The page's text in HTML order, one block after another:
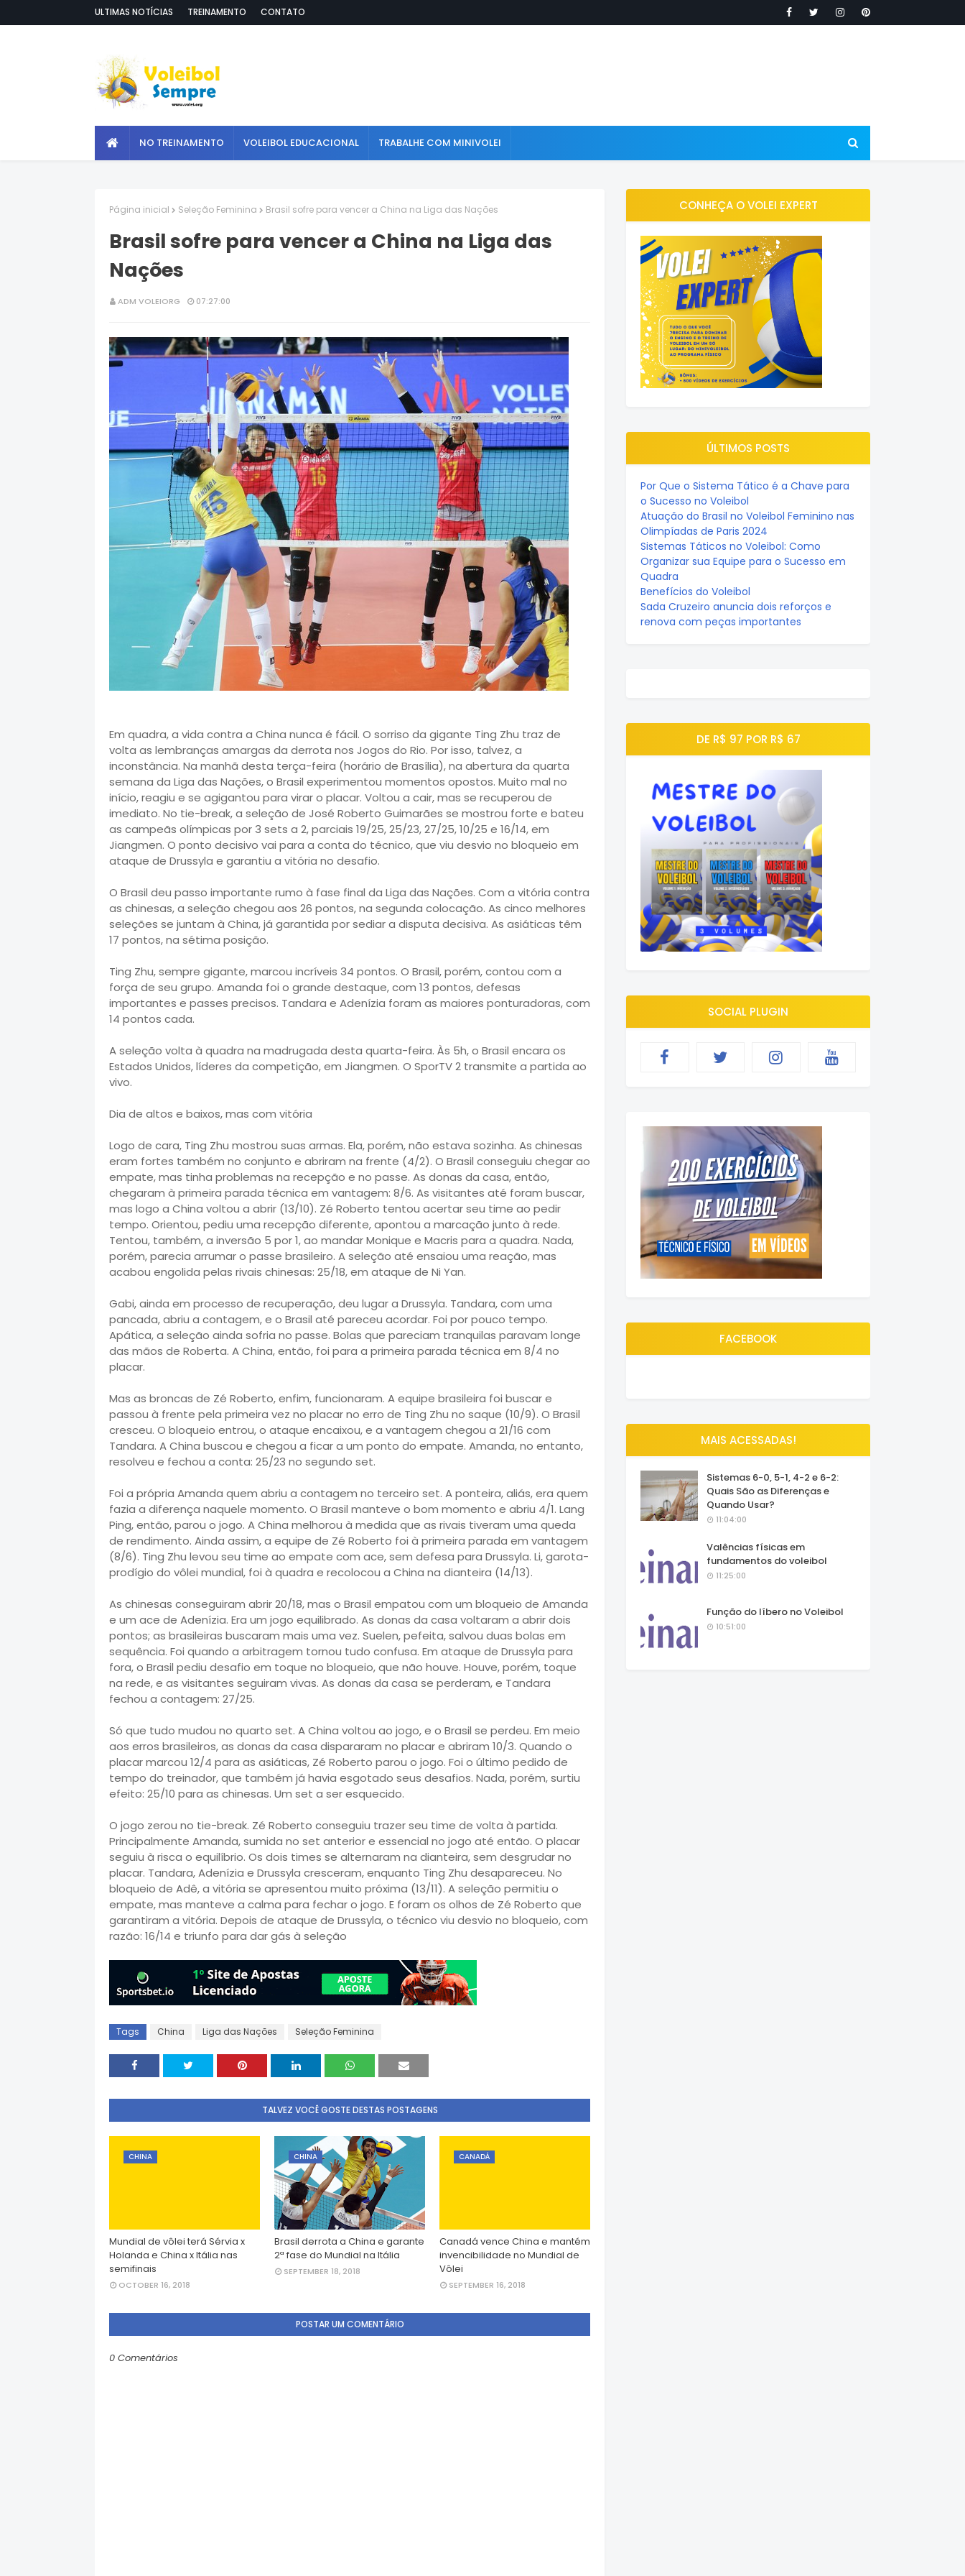
ULTIMAS NOTÍCIAS TREINAMENTO CONTATO
NO TREINAMENTO VOLEIBOL EDUCACIONAL TRABALHE COM MINIVOLEI
Página inicial Seleção Feminina Brasil sofre para vencer a China na Liga das Nações
Brasil sofre para vencer a China na Liga das
Nações
ADM VOLEIORG 07:27:00
Em quadra, a vida contra a China nunca é fácil. O sorriso da gigante Ting Zhu traz de
volta as lembranças amargas da derrota nos Jogos do Rio. Por isso, talvez, a
inconstância. Na manhã desta terça-feira (horário de Brasília), na abertura da quarta
semana da Liga das Nações, o Brasil experimentou momentos opostos. Muito mal no
início, reagiu e se agigantou para virar o placar. Voltou a cair, mas se recuperou de
imediato. No tie-break, a seleção de José Roberto Guimarães se mostrou forte e bateu
as campeãs olímpicas por 3 sets a 2, parciais 19/25, 25/23, 27/25, 10/25 e 16/14, em
Jiangmen. O ponto decisivo vai para a conta do técnico, que viu desvio no bloqueio em
ataque de Drussyla e garantiu a vitória no desafio.
O Brasil deu passo importante rumo à fase final da Liga das Nações. Com a vitória contra
as chinesas, a seleção chegou aos 26 pontos, na segunda colocação. As cinco melhores
seleções se juntam à China, já garantida por sediar a disputa decisiva. As asiáticas têm
17 pontos, na sétima posição.
Ting Zhu, sempre gigante, marcou incríveis 34 pontos. O Brasil, porém, contou com a
força de seu grupo. Amanda foi o grande destaque, com 13 pontos, defesas
importantes e passes precisos. Tandara e Adenízia foram as maiores ponturadoras, com
14 pontos cada.
A seleção volta à quadra na madrugada desta quarta-feira. Às 5h, o Brasil encara os
Estados Unidos, líderes da competição, em Jiangmen. O SporTV 2 transmite a partida ao
vivo.
Dia de altos e baixos, mas com vitória
Logo de cara, Ting Zhu mostrou suas armas. Ela, porém, não estava sozinha. As chinesas
eram fortes também no conjunto e abriram na frente (4/2). O Brasil conseguiu chegar ao
empate, mas tinha problemas na recepção e no passe. As donas da casa, então,
chegaram à primeira parada técnica em vantagem: 8/6. As visitantes até foram buscar,
mas logo a China voltou a abrir (13/10). Zé Roberto tentou acertar seu time ao pedir
tempo. Orientou, pediu uma recepção diferente, apontou a marcação junto à rede.
Tentou, também, a inversão 5 por 1, ao mandar Monique e Macris para a quadra. Nada,
porém, parecia arrumar o passe brasileiro. A seleção até ensaiou uma reação, mas
acabou engolida pelas rivais chinesas: 25/18, em ataque de Ni Yan.
Gabi, ainda em processo de recuperação, deu lugar a Drussyla. Tandara, com uma
pancada, abriu a contagem, e o Brasil até pareceu acordar. Foi por pouco tempo.
Apática, a seleção ainda sofria no passe. Bolas que pareciam tranquilas paravam longe
das mãos de Roberta. A China, então, foi para a primeira parada técnica em 8/4 no
placar.
Mas as broncas de Zé Roberto, enfim, funcionaram. A equipe brasileira foi buscar e
passou à frente pela primeira vez no placar no erro de Ting Zhu no saque (10/9). O Brasil
cresceu. O bloqueio entrou, o ataque encaixou, e a vantagem chegou a 21/16 com
Tandara. A China buscou e chegou a ficar a um ponto do empate. Amanda, no entanto,
resolveu e fechou a conta: 25/23 no segundo set.
Foi a própria Amanda quem abriu a contagem no terceiro set. A ponteira, aliás, era quem
fazia a diferença naquele momento. O Brasil manteve o bom momento e abriu 4/1. Lang
Ping, então, parou o jogo. A China melhorou à medida que as rivais tiveram uma queda
de rendimento. Ainda assim, a equipe de Zé Roberto foi à primeira parada em vantagem
(8/6). Ting Zhu levou seu time ao empate com ace, sem defesa para Drussyla. Li, garota-
prodígio do vôlei mundial, foi à quadra e recolocou a China na dianteira (14/13).
As chinesas conseguiram abrir 20/18, mas o Brasil empatou com um bloqueio de Amanda
e um ace de Adenízia. Era um jogo equilibrado. As donas da casa voltaram a abrir dois
pontos; as brasileiras buscaram mais uma vez. Suelen, pefeita, salvou duas bolas em
sequência. Foi quando a arbitragem tornou tudo confusa. Em ataque de Drussyla para
fora, o Brasil pediu desafio em toque no bloqueio, que não houve. Houve, porém, toque
na rede, e as visitantes seguiram vivas. As donas da casa se perderam, e Tandara
fechou a contagem: 27/25.
Só que tudo mudou no quarto set. A China voltou ao jogo, e o Brasil se perdeu. Em meio
aos erros brasileiros, as donas da casa dispararam no placar e abriram 10/3. Quando o
placar marcou 12/4 para as asiáticas, Zé Roberto parou o jogo. Foi o último pedido de
tempo do treinador, que também já havia esgotado seus desafios. Nada, porém, surtiu
efeito: 25/10 para as chinesas. Um set a ser esquecido.
O jogo zerou no tie-break. Zé Roberto conseguiu trazer seu time de volta à partida.
Principalmente Amanda, sumida no set anterior e essencial no jogo até então. O placar
seguiu à risca o equilíbrio. Os dois times se alternaram na dianteira, sem desgrudar no
placar. Tandara, Adenízia e Drussyla cresceram, enquanto Ting Zhu desapareceu. No
bloqueio de Adê, a vitória se apresentou muito próxima (13/11). A seleção permitiu o
empate, mas manteve a calma para fechar o jogo. E foram os olhos de Zé Roberto que
garantiram a vitória. Depois de ataque de Drussyla, o técnico viu desvio no bloqueio, com
razão: 16/14 e triunfo para dar gás à seleção
Tags China Liga das Nações Seleção Feminina
TALVEZ VOCÊ GOSTE DESTAS POSTAGENS
CHINA
Mundial de vôlei terá Sérvia x
Holanda e China x Itália nas
semifinais
OCTOBER 16, 2018
CHINA
Brasil derrota a China e garante
2ª fase do Mundial na Itália
SEPTEMBER 18, 2018
CANADÁ
Canadá vence China e mantém
invencibilidade no Mundial de
Vôlei
SEPTEMBER 16, 2018
POSTAR UM COMENTÁRIO
0 Comentários
CONHEÇA O VOLEI EXPERT
ÚLTIMOS POSTS
Por Que o Sistema Tático é a Chave para
o Sucesso no Voleibol
Atuação do Brasil no Voleibol Feminino nas
Olimpíadas de Paris 2024
Sistemas Táticos no Voleibol: Como
Organizar sua Equipe para o Sucesso em
Quadra
Benefícios do Voleibol
Sada Cruzeiro anuncia dois reforços e
renova com peças importantes
DE R$ 97 POR R$ 67
SOCIAL PLUGIN
FACEBOOK
MAIS ACESSADAS!
Sistemas 6-0, 5-1, 4-2 e 6-2:
Quais São as Diferenças e
Quando Usar?
11:04:00
Valências físicas em
fundamentos do voleibol
11:25:00
Função do líbero no Voleibol
10:51:00